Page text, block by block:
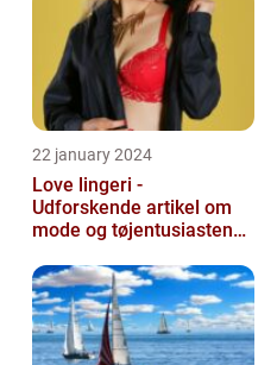
22 january 2024
Love lingeri -
Udforskende artikel om
mode og tøjentusiastens